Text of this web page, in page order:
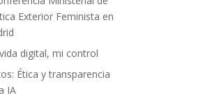
Exterior Feminista en
digital, mi control
Ética y transparencia
IA